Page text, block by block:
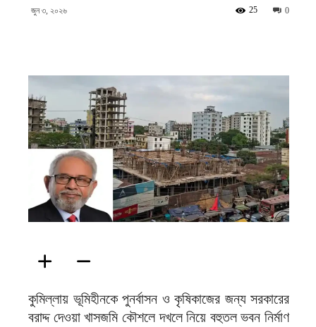
জুন ৩, ২০২৬ 0
25
কুমিল্লায় ভূমিহীনকে পুনর্বাসন ও কৃষিকাজের জন্য সরকারের
বরাদ্দ দেওয়া খাসজমি কৌশলে দখলে নিয়ে বহুতল ভবন নির্মাণ